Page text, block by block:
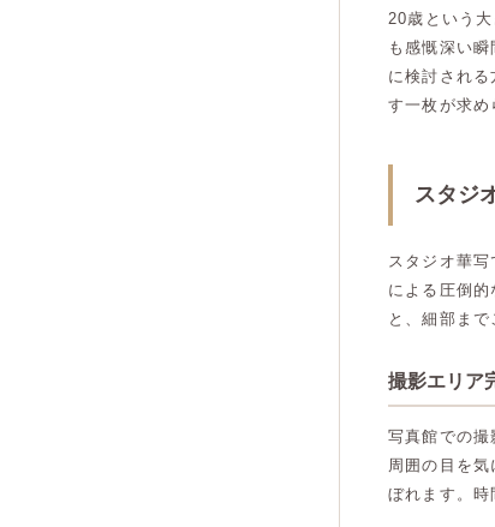
20歳という
も感慨深い
に検討され
す一枚が求め
スタジ
スタジオ華
による圧倒
と、細部ま
撮影エリア
写真館での撮
周囲の目を
ぼれます。時